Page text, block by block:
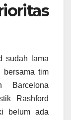
sudah lama
bersama tim
Barcelona
Rashford
belum ada